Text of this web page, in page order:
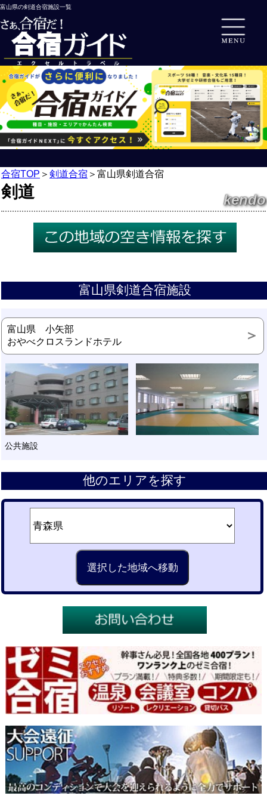
富山県の剣道合宿施設一覧
合宿TOP ＞ 剣道合宿 ＞ 富山県剣道合宿
剣道 kendo
富山県剣道合宿施設
富山県 小矢部
おやべクロスランドホテル
公共施設
他のエリアを探す